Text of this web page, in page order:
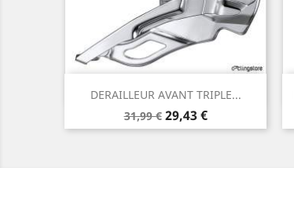
DERAILLEUR AVANT TRIPLE...
Prix
de
31,99 € Prix
29,43 €
 Aperçu rapide